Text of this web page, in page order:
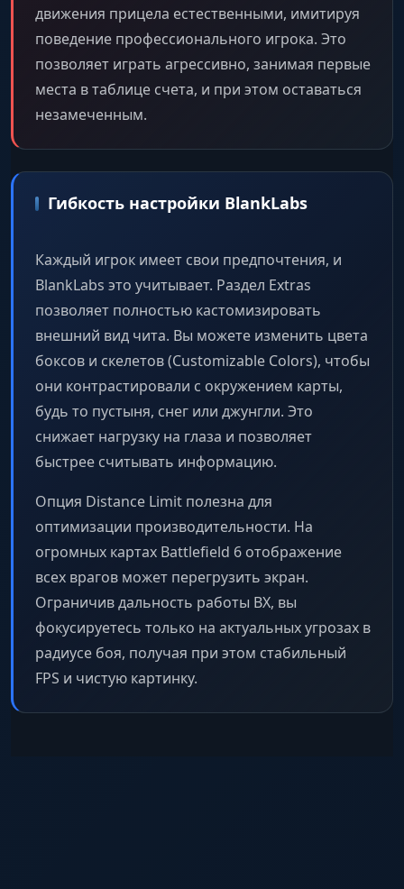
движения прицела естественными, имитируя
поведение профессионального игрока. Это
позволяет играть агрессивно, занимая первые
места в таблице счета, и при этом оставаться
незамеченным.
Гибкость настройки BlankLabs
Каждый игрок имеет свои предпочтения, и
BlankLabs это учитывает. Раздел Extras
позволяет полностью кастомизировать
внешний вид чита. Вы можете изменить цвета
боксов и скелетов (Customizable Colors), чтобы
они контрастировали с окружением карты,
будь то пустыня, снег или джунгли. Это
снижает нагрузку на глаза и позволяет
быстрее считывать информацию.
Опция Distance Limit полезна для
оптимизации производительности. На
огромных картах Battlefield 6 отображение
всех врагов может перегрузить экран.
Ограничив дальность работы ВХ, вы
фокусируетесь только на актуальных угрозах в
радиусе боя, получая при этом стабильный
FPS и чистую картинку.